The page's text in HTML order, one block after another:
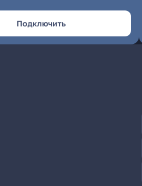
Подключить